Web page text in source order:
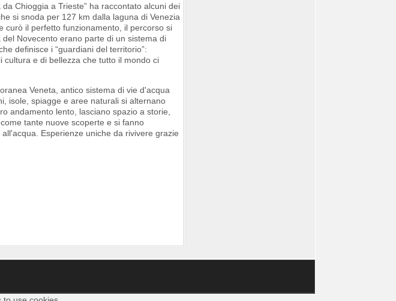
Chioggia a Trieste” ha raccontato alcuni dei
si snoda per 127 km dalla laguna di Venezia
curò il perfetto funzionamento, il percorso si
Novecento erano parte di un sistema di
definisce i “guardiani del territorio”:
e di bellezza che tutto il mondo ci
Veneta, antico sistema di vie d'acqua
isole, spiagge e aree naturali si alternano
andamento lento, lasciano spazio a storie,
tante nuove scoperte e si fanno
Esperienze uniche da rivivere grazie